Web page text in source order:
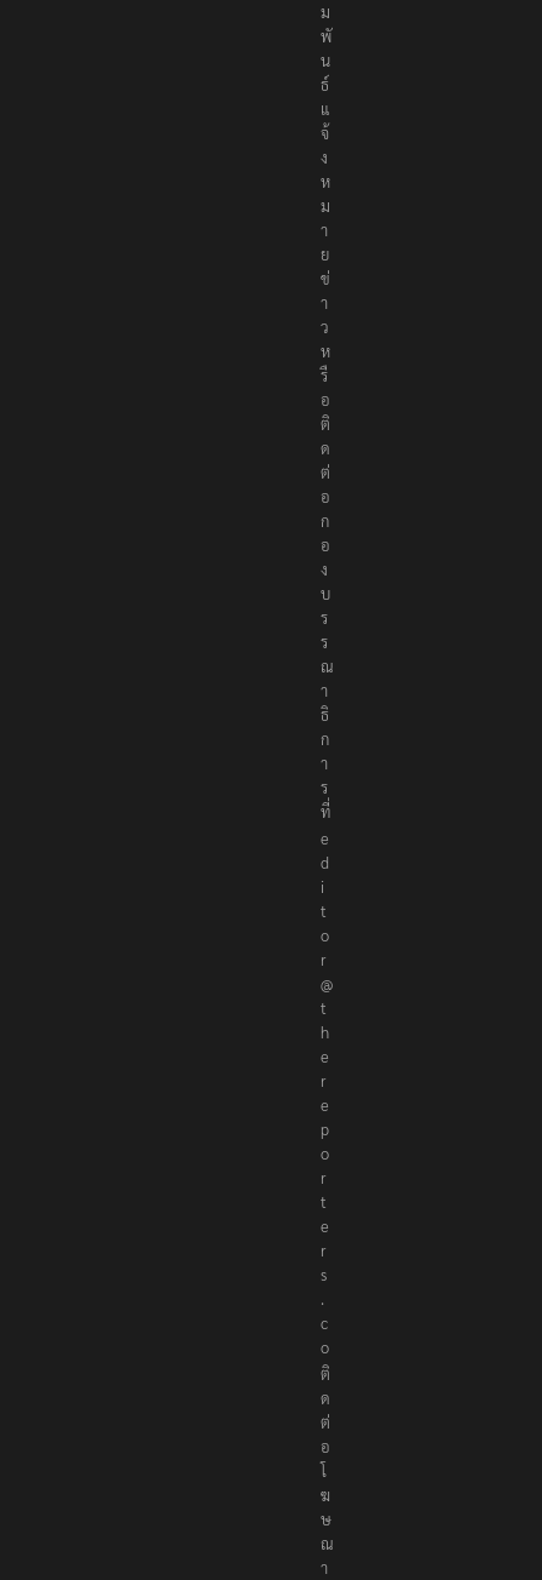
ม
พั
น
ธ์
แ
จ้
ง
ห
ม
า
ย
ข่
า
ว
ห
รื
อ
ติ
ด
ต่
อ
ก
อ
ง
บ
ร
ร
ณ
า
ธิ
ก
า
ร
ที่
e
d
i
t
o
r
@
t
h
e
r
e
p
o
r
t
e
r
s
.
c
o
ติ
ด
ต่
อ
โ
ฆ
ษ
ณ
า